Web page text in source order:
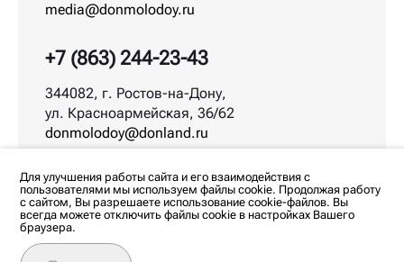
+7 (863) 244-23-43
344082, г. Ростов-на-Дону,
ул. Красноармейская, 36/62
donmolodoy@donland.ru
media@donmolodoy.ru
Любое использование материалов допускается
только с согласия редакции. Все права на
Для улучшения работы сайта и его взаимодействия с
пользователями мы используем файлы cookie. Продолжая работу
с сайтом, Вы разрешаете использование cookie-файлов. Вы
всегда можете отключить файлы cookie в настройках Вашего
браузера.